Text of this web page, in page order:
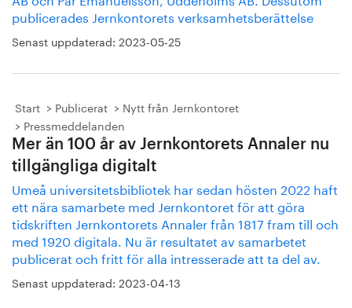
publicerades Jernkontorets verksamhetsberättelse
Senast uppdaterad: 2023-05-25
Start Publicerat
Nytt från Jernkontoret
Pressmeddelanden
Mer än 100 år av Jernkontorets Annaler nu
tillgängliga digitalt
Umeå universitetsbibliotek har sedan hösten 2022 haft
ett nära samarbete med Jernkontoret för att göra
tidskriften Jernkontorets Annaler från 1817 fram till och
med 1920 digitala. Nu är resultatet av samarbetet
publicerat och fritt för alla intresserade att ta del av.
Senast uppdaterad: 2023-04-13